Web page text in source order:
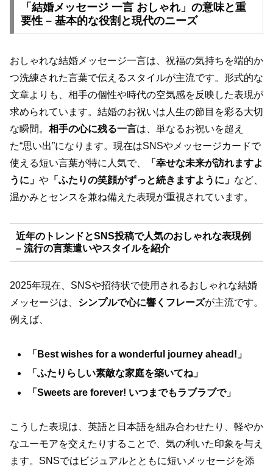
「結婚メッセージ 一言 おしゃれ」の意味と重
要性 – 基本的な役割と現代のニーズ
おしゃれな結婚メッセージ一言は、祝福の気持ちを端的か
つ洗練された言葉で伝えるスタイルが主流です。形式的な
文章よりも、相手の個性や時代の空気感を反映した表現が
求められています。結婚のお祝いは人生の節目を彩る大切
な瞬間。 相手の心に残る一言は、単なるお祝いを超え
た“思い出”になります。現在はSNSやメッセージカードで
使える短い言葉が特に人気で、
「幸せな未来が訪れますよ
うに」 や 「ふたりの笑顔がずっと続きますように」 など、
温かみとセンスを兼ね備えた表現が重視されています。
近年のトレンドとSNS投稿で人気のおしゃれな表現例
– 流行の言葉遣いやスタイルを紹介
2025年現在、SNSや招待状で使用されるおしゃれな結婚
メッセージは、 シンプルで心に響くフレーズが主流です。
例えば、
「Best wishes for a wonderful journey ahead!」
「ふたりらしい素敵な家庭を築いてね」
「Sweets are forever! いつまでもラブラブで」
こうした表現は、英語と日本語を組み合わせたり、軽やか
なユーモアを交えたりすることで、気の利いた印象を与え
ます。SNSではビジュアルとともに短いメッセージを添